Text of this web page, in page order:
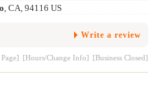
, CA, 94116 US
Write a review
[Hours/Change Info] [Business Closed]